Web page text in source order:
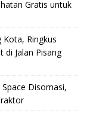
Gratis untuk
Kota, Ringkus
di Jalan Pisang
Disomasi,